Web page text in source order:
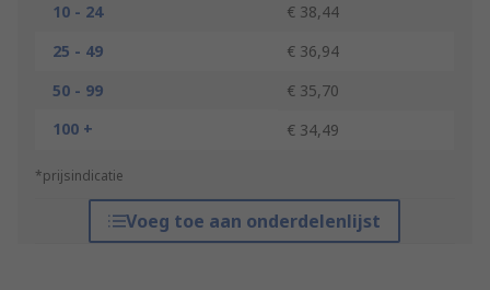
10 - 24
€ 38,44
25 - 49
€ 36,94
50 - 99
€ 35,70
100 +
€ 34,49
*prijsindicatie
Voeg toe aan onderdelenlijst